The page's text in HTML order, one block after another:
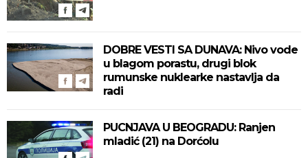
DOBRE VESTI SA DUNAVA: Nivo vode
u blagom porastu, drugi blok
rumunske nuklearke nastavlja da
radi
PUCNJAVA U BEOGRADU: Ranjen
mladić (21) na Dorćolu